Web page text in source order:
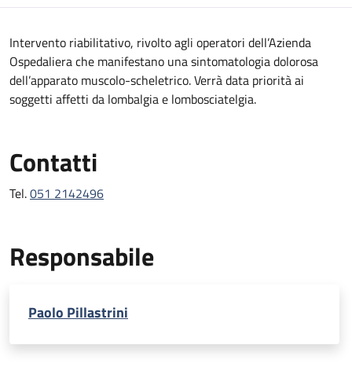
Descrizione
Intervento riabilitativo, rivolto agli operatori dell’Azienda
Ospedaliera che manifestano una sintomatologia dolorosa
dell’apparato muscolo-scheletrico. Verrà data priorità ai
soggetti affetti da lombalgia e lombosciatelgia.
Contatti
Tel.051 2142496
Responsabile
Paolo Pillastrini